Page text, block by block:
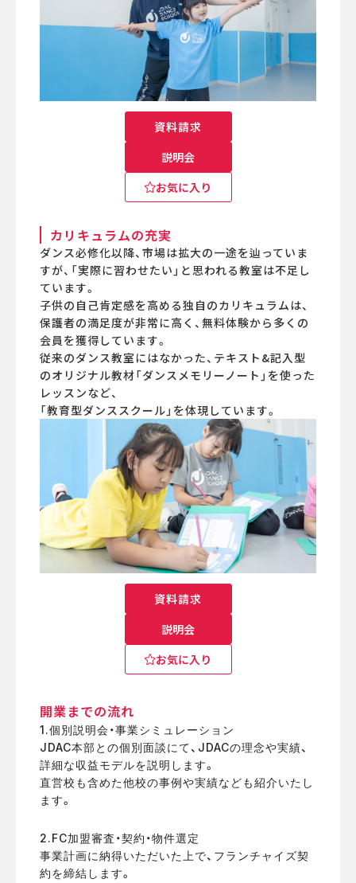
資料請求
説明会
お気に入り
カリキュラムの充実
ダンス必修化以降、市場は拡大の一途を辿っていま
すが、「実際に習わせたい」と思われる教室は不足し
ています。
子供の自己肯定感を高める独自のカリキュラムは、
保護者の満足度が非常に高く、無料体験から多くの
会員を獲得しています。
従来のダンス教室にはなかった、テキスト&記入型
のオリジナル教材「ダンスメモリーノート」を使った
レッスンなど、
「教育型ダンススクール」を体現しています。
資料請求
説明会
お気に入り
開業までの流れ
1.個別説明会・事業シミュレーション
JDAC本部との個別面談にて、JDACの理念や実績、
詳細な収益モデルを説明します。
直営校も含めた他校の事例や実績なども紹介いたし
ます。
2.FC加盟審査・契約・物件選定
事業計画に納得いただいた上で、フランチャイズ契
約を締結します。